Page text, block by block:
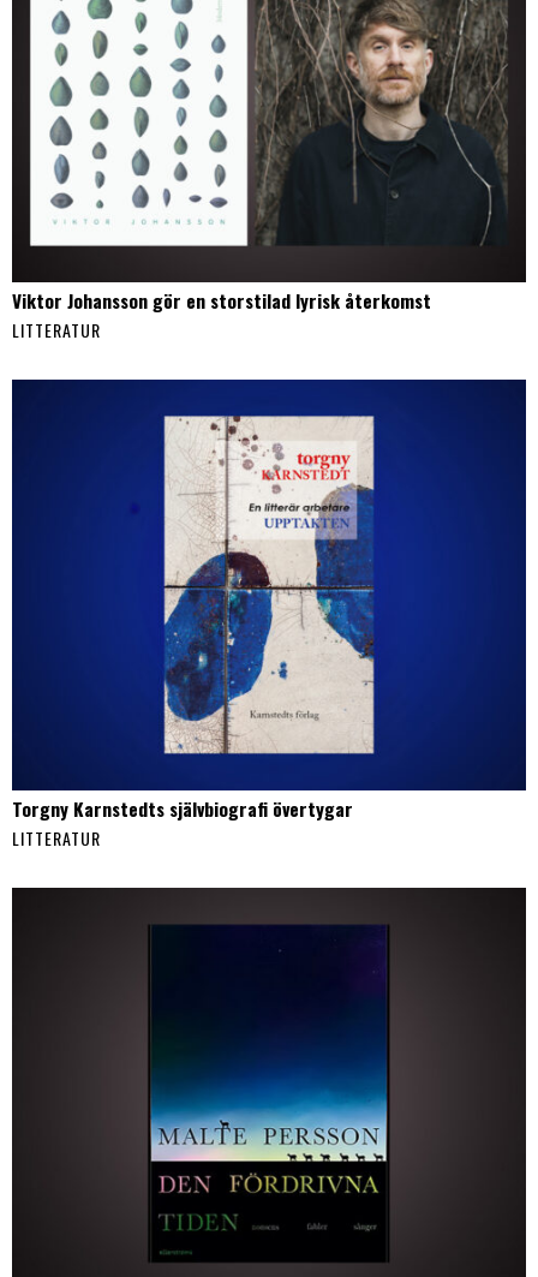
Viktor Johansson gör en storstilad lyrisk återkomst
LITTERATUR
Torgny Karnstedts självbiografi övertygar
LITTERATUR